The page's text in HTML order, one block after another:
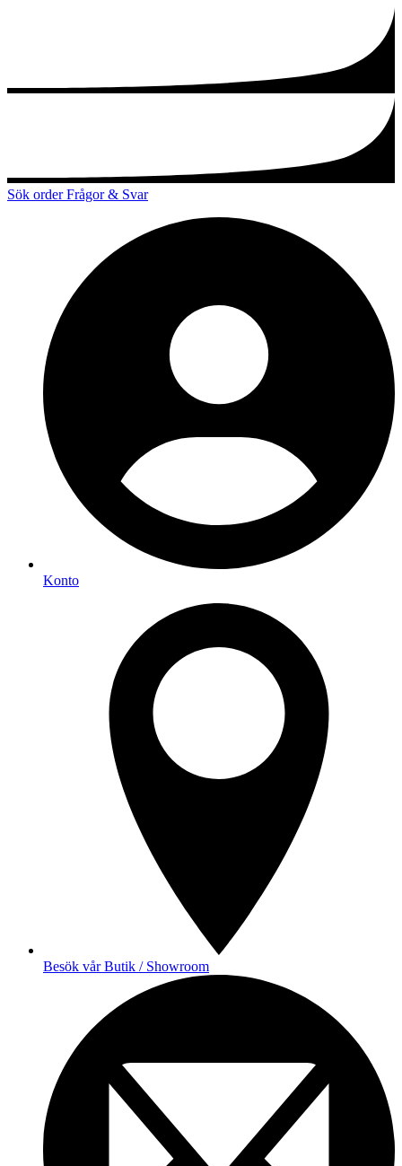
Sök orderFrågor & Svar
Konto
Besök vår Butik / Showroom